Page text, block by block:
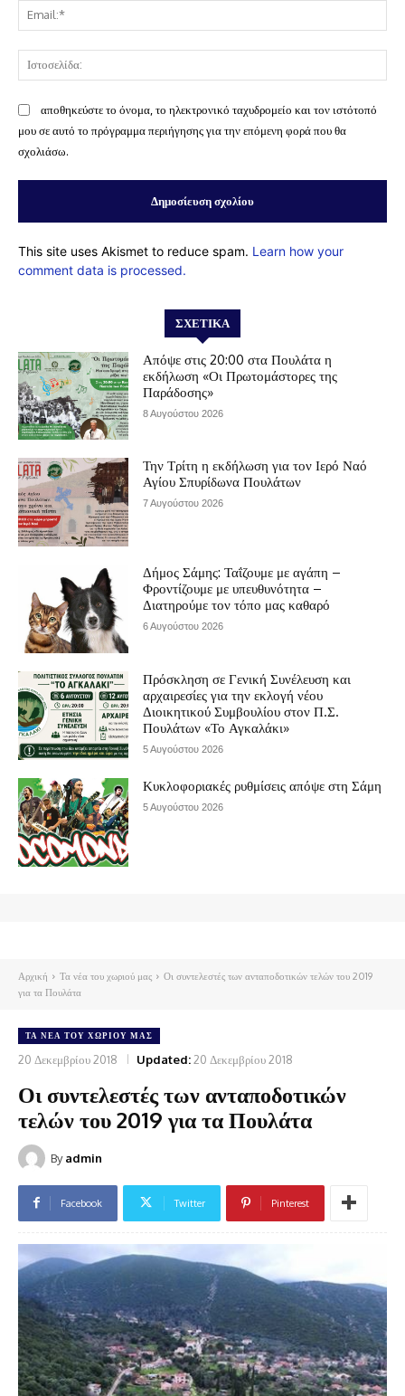
αποθηκεύστε το όνομα, το ηλεκτρονικό ταχυδρομείο και τον ιστότοπό
μου σε αυτό το πρόγραμμα περιήγησης για την επόμενη φορά που θα
σχολιάσω.
This site uses Akismet to reduce spam. Learn how your
comment data is processed.
ΣΧΕΤΙΚΆ
Απόψε στις 20:00 στα Πουλάτα η
εκδήλωση «Οι Πρωτομάστορες της
Παράδοσης»
8 Αυγούστου 2026
Την Τρίτη η εκδήλωση για τον Ιερό Ναό
Αγίου Σπυρίδωνα Πουλάτων
7 Αυγούστου 2026
Δήμος Σάμης: Ταΐζουμε με αγάπη –
Φροντίζουμε με υπευθυνότητα –
Διατηρούμε τον τόπο μας καθαρό
6 Αυγούστου 2026
Πρόσκληση σε Γενική Συνέλευση και
αρχαιρεσίες για την εκλογή νέου
Διοικητικού Συμβουλίου στον Π.Σ.
Πουλάτων «Το Αγκαλάκι»
5 Αυγούστου 2026
Κυκλοφοριακές ρυθμίσεις απόψε στη Σάμη
5 Αυγούστου 2026